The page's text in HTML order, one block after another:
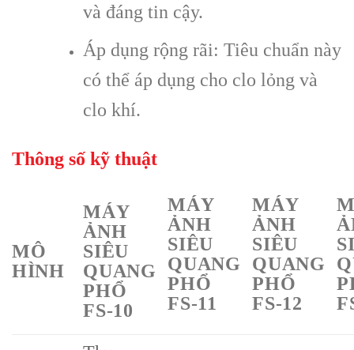
và đáng tin cậy.
Áp dụng rộng rãi: Tiêu chuẩn này
có thể áp dụng cho clo lỏng và
clo khí.
Thông số kỹ thuật
MÔ
HÌNH
MÁY
ẢNH
SIÊU
QUANG
PHỔ
FS-10
MÁY
ẢNH
SIÊU
QUANG
PHỔ
FS-11
MÁY
ẢNH
SIÊU
QUANG
PHỔ
FS-12